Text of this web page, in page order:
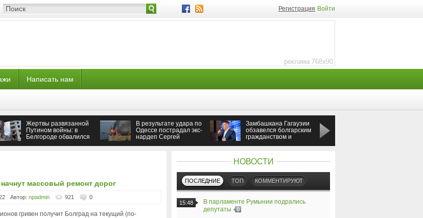
Регистрация Войти
Написать нам
Жертвы развязанной
Путином войны: в
Белгороде обвалился
В результате удара по
Одессе пострадал экс-
нардеп Сергей
Замбашкана Гагаузии
обзавелся болгарским
гражданством и
массовый ремонт дорог
Автор: npadmin 921 0
гривен получит Болград на текущий (по-
НОВОСТИ
ПОСЛЕДНИЕ ТОП КОММЕНТИРУЮТ
15:48
В парламенте Румынии подрались
депутаты
0